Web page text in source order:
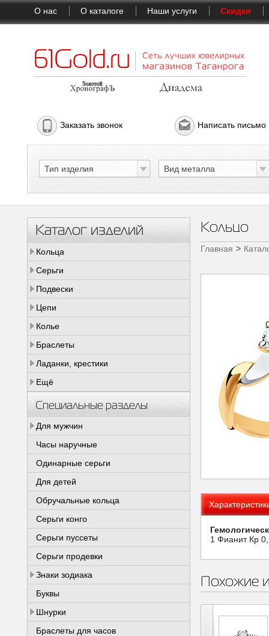
О нас О каталоге Наши услуги Скидки
Заказать звонок Написать письмо
Тип изделия Вид металла
Каталог изделий
Кольца
Серьги
Подвески
Цепи
Колье
Браслеты
Ладанки, крестики
Ещё
Специальные разделы
Для мужчин
Часы наручные
Одинарные серьги
Для детей
Обручальные кольца
Серьги конго
Серьги пуссеты
Серьги продевки
Знаки зодиака
Буквы
Шнурки
Браслеты для часов
Кольцо
Главная
1 Фианит Кр
Похожие